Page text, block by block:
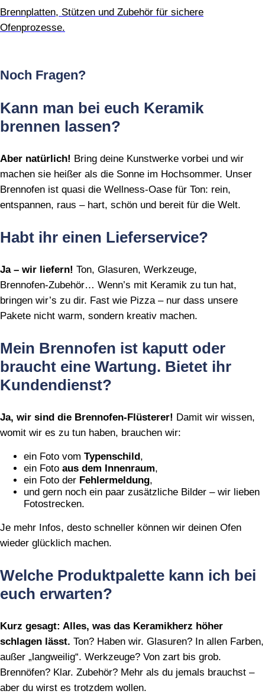
Brennplatten, Stützen und Zubehör für sichere
Ofenprozesse.
Noch Fragen?
Kann man bei euch Keramik
brennen lassen?
Aber natürlich! Bring deine Kunstwerke vorbei und wir
machen sie heißer als die Sonne im Hochsommer. Unser
Brennofen ist quasi die Wellness‑Oase für Ton: rein,
entspannen, raus – hart, schön und bereit für die Welt.
Habt ihr einen Lieferservice?
Ja – wir liefern! Ton, Glasuren, Werkzeuge,
Brennofen‑Zubehör… Wenn’s mit Keramik zu tun hat,
bringen wir’s zu dir. Fast wie Pizza – nur dass unsere
Pakete nicht warm, sondern kreativ machen.
Mein Brennofen ist kaputt oder
braucht eine Wartung. Bietet ihr
Kundendienst?
Ja, wir sind die Brennofen‑Flüsterer! Damit wir wissen,
womit wir es zu tun haben, brauchen wir:
ein Foto vom Typenschild,
ein Foto aus dem Innenraum,
ein Foto der Fehlermeldung,
und gern noch ein paar zusätzliche Bilder – wir lieben
Fotostrecken.
Je mehr Infos, desto schneller können wir deinen Ofen
wieder glücklich machen.
Welche Produktpalette kann ich bei
euch erwarten?
Kurz gesagt: Alles, was das Keramikherz höher
schlagen lässt. Ton? Haben wir. Glasuren? In allen Farben,
außer „langweilig“. Werkzeuge? Von zart bis grob.
Brennöfen? Klar. Zubehör? Mehr als du jemals brauchst –
aber du wirst es trotzdem wollen.